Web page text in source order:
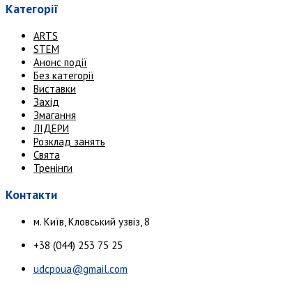
Категорії
ARTS
STEM
Анонс події
Без категорії
Виставки
Захід
Змагання
ЛІДЕРИ
Розклад занять
Свята
Тренінги
Контакти
м. Київ, Кловський узвіз, 8
+38 (044) 253 75 25
udcpoua@gmail.com